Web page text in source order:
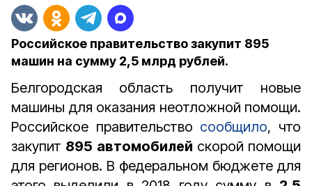
Российское правительство закупит 895
машин на сумму 2,5 млрд рублей.
Белгородская область получит новые
машины для оказания неотложной помощи.
Российское правительство сообщило, что
закупит 895 автомобилей скорой помощи
для регионов. В федеральном бюджете для